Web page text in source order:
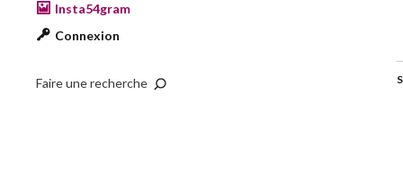
Insta54gram
Connexion
Faire une recherche